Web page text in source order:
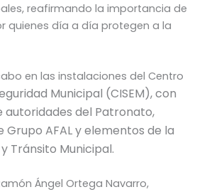
reafirmando la importancia de
quienes día a día protegen a la
en las instalaciones del Centro
Municipal (CISEM), con
autoridades del Patronato,
AFAL y elementos de la
Tránsito Municipal.
Ángel Ortega Navarro,